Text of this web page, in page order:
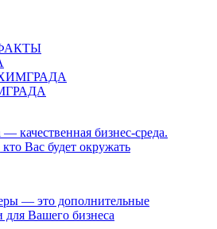
— качественная бизнес-среда.
Вас будет окружать
— это дополнительные
для Вашего бизнеса